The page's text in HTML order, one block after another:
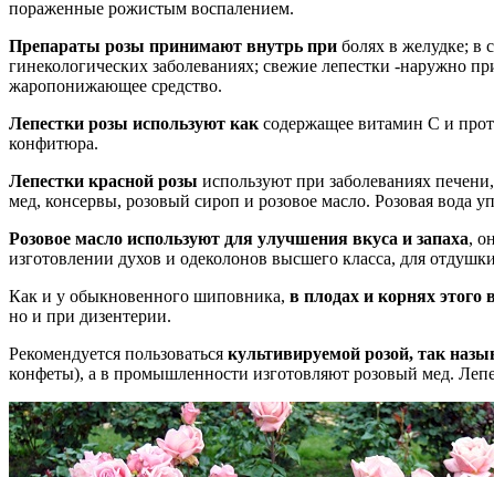
пораженные рожистым воспалением.
Препараты розы принимают внутрь при болях в желудке; в
гинекологических заболеваниях; свежие лепестки -наружно
жаропонижающее средство.
Лепестки розы используют каксодержащее витамин С и
конфитюра.
Лепестки красной розы используют при заболеваниях
мед, консервы, розовый сироп и розовое масло. Розовая вода
Розовое масло используют для улучшения вкуса и запаха,
изготовлении духов и одеколонов высшего класса, для
Как и у обыкновенного шиповника, в плодах и корнях
но и при дизентерии.
Рекомендуется пользоваться культивируемой розой, так
конфеты), а в промышленности изготовляют розовый мед.